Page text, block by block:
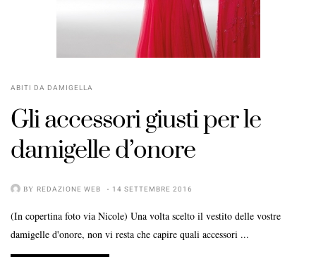
ABITI DA DAMIGELLA
Gli accessori giusti per le
damigelle d’onore
BY REDAZIONE WEB 14 SETTEMBRE 2016
(In copertina foto via Nicole) Una volta scelto il vestito delle vostre
damigelle d'onore, non vi resta che capire quali accessori ...